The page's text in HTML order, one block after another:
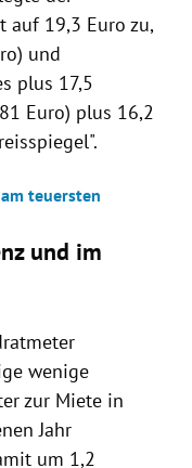
auf 19,3 Euro zu,
und
plus 17,5
Euro) plus 16,2
teuersten
und im
wenige
zur Miete in
Jahr
um 1,2